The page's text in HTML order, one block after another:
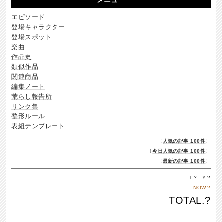
エピソード
登場キャラクター
登場スポット
楽曲
作品史
類似作品
関連商品
編集ノート
荒らし報告所
リンク集
整形ルール
表組テンプレート
〔 人気の記事 100件〕
〔今日人気の記事 100件〕
〔最新の記事 100件〕
T.? Y.?
NOW.?
TOTAL.?